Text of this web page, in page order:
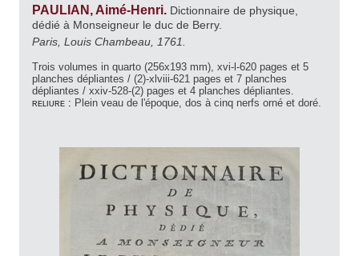
PAULIAN, Aimé-Henri. Dictionnaire de physique,
dédié à Monseigneur le duc de Berry.
Paris, Louis Chambeau, 1761.
Trois volumes in quarto (256x193 mm), xvi-l-620 pages et 5
planches dépliantes / (2)-xlviii-621 pages et 7 planches
dépliantes / xxiv-528-(2) pages et 4 planches dépliantes.
reliure : Plein veau de l'époque, dos à cinq nerfs orné et doré.